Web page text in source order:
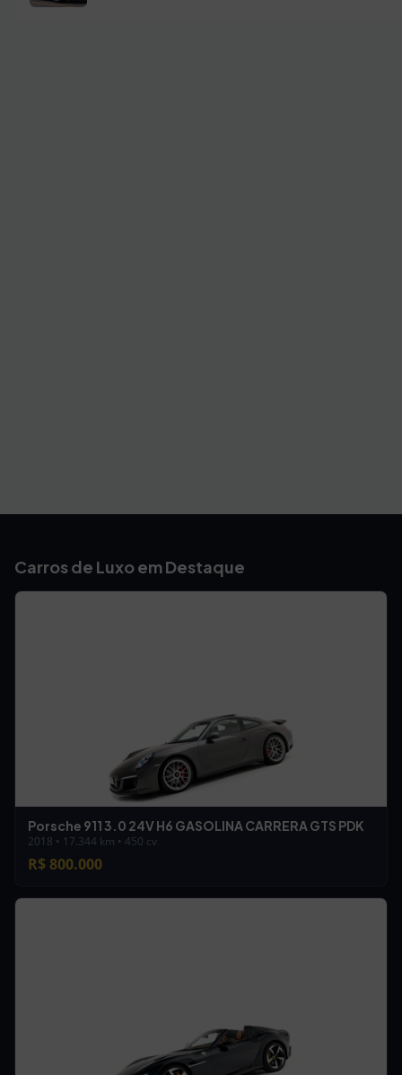
Carros de Luxo em Destaque
Porsche 911 3.0 24V H6 GASOLINA CARRERA GTS PDK
2018 • 17.344 km • 450 cv
R$ 800.000